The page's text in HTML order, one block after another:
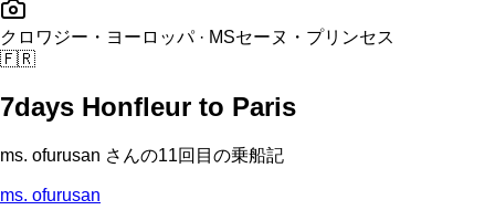
クロワジー・ヨーロッパ· MSセーヌ・プリンセス
🇫🇷
7days Honfleur to Paris
ms. ofurusan さんの11回目の乗船記
ms. ofurusan